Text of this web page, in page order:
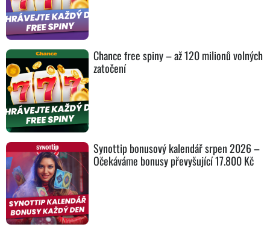
Chance free spiny – až 120 milionů volných
zatočení
Synottip bonusový kalendář srpen 2026 –
Očekáváme bonusy převyšující 17.800 Kč